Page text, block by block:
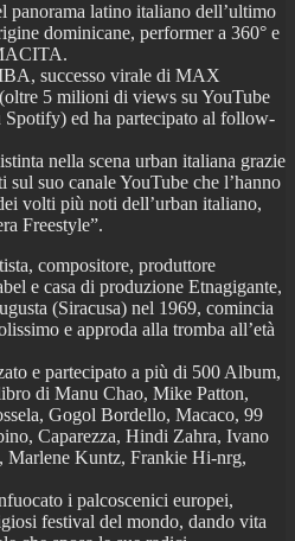
latino italiano dell’ultimo
dominicane, performer a 360° e
successo virale di MAX
5 milioni di views su YouTube
ed ha partecipato al follow-
nella scena urban italiana grazie
sul suo canale YouTube che l’hanno
volti più noti dell’urban italiano,
Freestyle”.
compositore, produttore
e casa di produzione Etnagigante,
(Siracusa) nel 1969, comincia
e approda alla tromba all’età
e partecipato a più di 500 Album,
di Manu Chao, Mike Patton,
Gogol Bordello, Macaco, 99
Caparezza, Hindi Zahra, Ivano
Marlene Kuntz, Frankie Hi-nrg,
i palcoscenici europei,
festival del mondo, dando vita